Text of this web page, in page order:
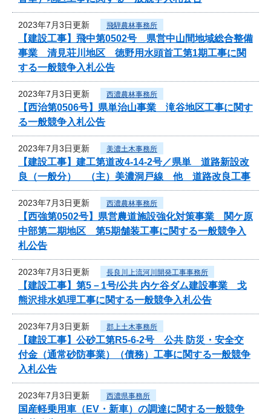
2023年7月3日更新 飛騨農林事務所
【建設工事】飛中第0502号 県営中山間地域総合整備
事業 清見荘川地区 徳野用水頭首工第1期工事に関
する一般競争入札公告
2023年7月3日更新 西濃農林事務所
【西治第0506号】県単治山事業 滝谷地区工事に関す
る一般競争入札公告
2023年7月3日更新 美濃土木事務所
【建設工事】建工第道改4-14-2号／県単 道路新設改
良（一般分） （主）美濃洞戸線 他 道路改良工事
2023年7月3日更新 西濃農林事務所
【西強第0502号】県営農道施設強化対策事業 関ケ原
中部第二期地区 第5期舗装工事に関する一般競争入
札公告
2023年7月3日更新 長良川上流河川開発工事事務所
【建設工事】第5－1号/公共 内ケ谷ダム建設事業 戈
熊沢排水処理工事に関する一般競争入札公告
2023年7月3日更新 郡上土木事務所
【建設工事】公砂工第R5-6-2号 公共 防災・安全交
付金（通常砂防事業）（債務）工事に関する一般競争
入札公告
2023年7月3日更新 西濃県事務所
国産軽乗用車（EV・新車）の調達に関する一般競争